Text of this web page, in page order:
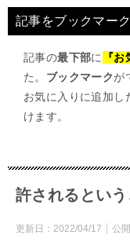
記事をブックマー
記事の最下部に 『
た。 ブックマークが
お気に入りに追加し
けます。
許されるとい
更新日： 2022/04/17 公